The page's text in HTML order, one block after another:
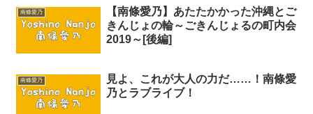
南條愛乃
【南條愛乃】あたたかかった沖縄とご
きんじょの輪～ごきんじょるの町内会
2019～[後編]
南條愛乃
見よ、これが大人の力だ……！南條愛
乃とラブライブ！